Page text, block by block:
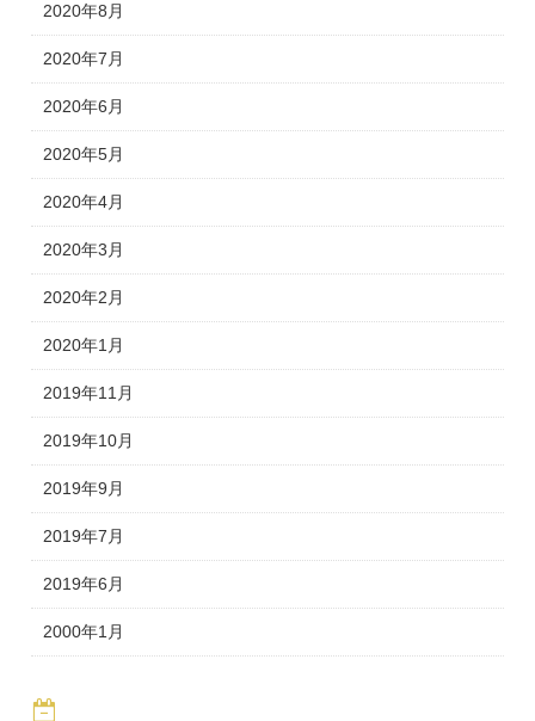
2020年8月
2020年7月
2020年6月
2020年5月
2020年4月
2020年3月
2020年2月
2020年1月
2019年11月
2019年10月
2019年9月
2019年7月
2019年6月
2000年1月